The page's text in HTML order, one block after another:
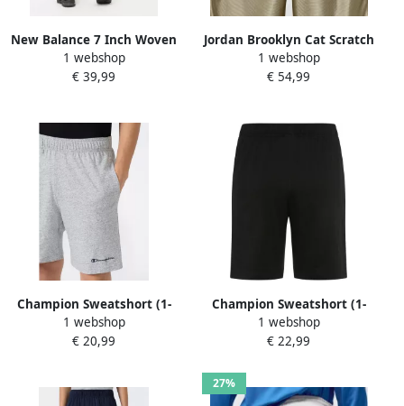
New Balance 7 Inch Woven
Short Men Sportshorts
zwart Maat XL Kleding
1 webshop
€ 39,99
Jordan Brooklyn Cat Scratch
Shorts Men Sportshorts
beige Maat XL Kleding
1 webshop
€ 54,99
Champion Sweatshort (1-
delig)
1 webshop
€ 20,99
Champion Sweatshort (1-
delig)
1 webshop
€ 22,99
27%